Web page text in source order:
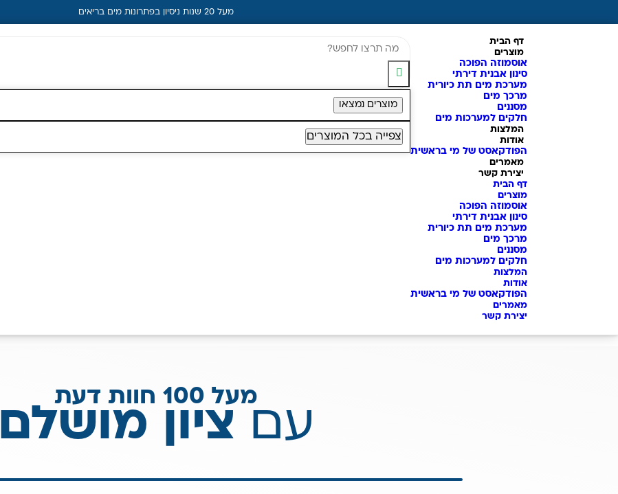
מעל 20 שנות ניסיון בפתרונות מים בריאים
דף הבית
מוצרים
אוסמוזה הפוכה
סינון אבנית דירתי
מערכת מים תת כיורית
מרכך מים
מסננים
חלקים למערכות מים
המלצות
אודות
הפודקאסט של מי בראשית
מאמרים
יצירת קשר
דף הבית
מוצרים
אוסמוזה הפוכה
סינון אבנית דירתי
מערכת מים תת כיורית
מרכך מים
מסננים
חלקים למערכות מים
המלצות
אודות
הפודקאסט של מי בראשית
מאמרים
יצירת קשר
מוצרים נמצאו
צפייה בכל המוצרים
מעל 100 חוות דעת
עם ציון מושלם